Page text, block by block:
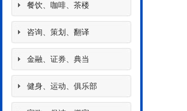
餐饮、咖啡、茶楼
咨询、策划、翻译
金融、证券、典当
健身、运动、俱乐部